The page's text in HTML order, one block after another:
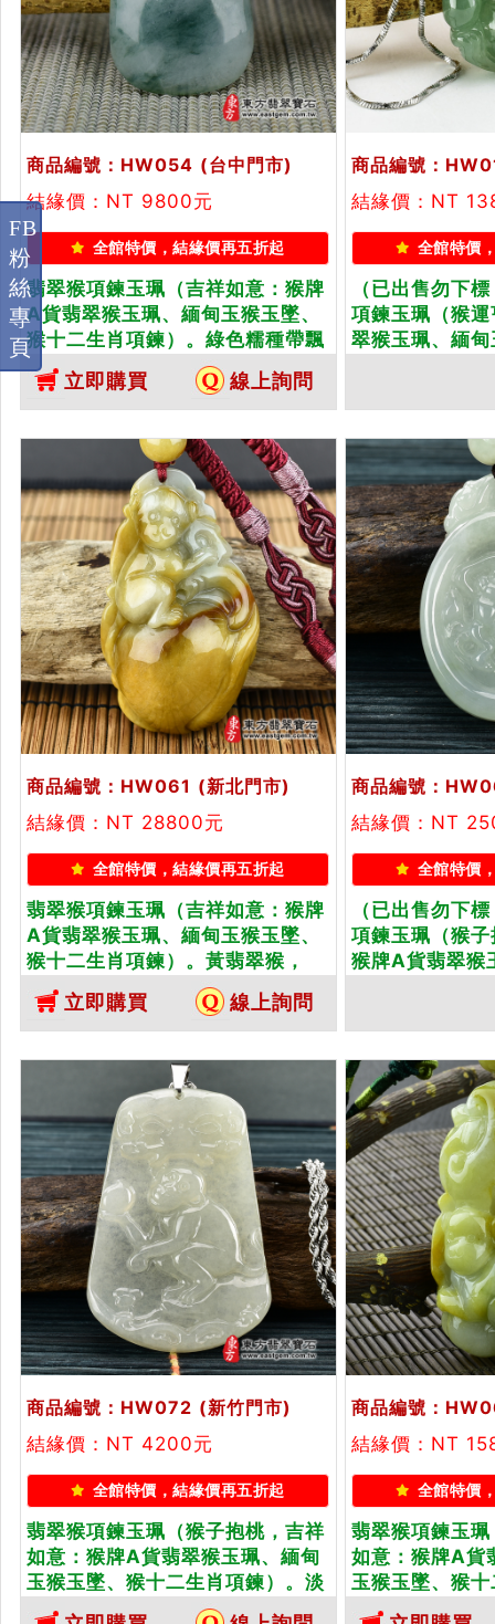
商品編號：HW054 (台中門市)
結緣價：NT 9800元
全館特價，結緣價再五折起
翡翠猴項鍊玉珮（吉祥如意：猴牌
A貨翡翠猴玉珮、緬甸玉猴玉墜、
猴十二生肖項鍊）。綠色糯種帶飄
花帶黃翡翠猴，HW054。客製化
訂做各種翡翠猴吊墜玉珮項鍊。★
附A貨翡翠雙證書
立即購買 線上詢問
商品編號：
結緣價：NT
全館特價
（已出售勿下
項鍊玉珮（猴
翠猴玉珮、緬
吊墜玉珮項鍊
書
商品編號：HW061 (新北門市)
結緣價：NT 28800元
全館特價，結緣價再五折起
翡翠猴項鍊玉珮（吉祥如意：猴牌
A貨翡翠猴玉珮、緬甸玉猴玉墜、
猴十二生肖項鍊）。黃翡翠猴，
HW061。客製化訂做各種翡翠猴
吊墜玉珮項鍊。★附A貨翡翠雙證
書
立即購買 線上詢問
商品編號：
結緣價：NT
全館特價
（已出售勿下
項鍊玉珮（猴
猴牌A貨翡翠猴
翠猴吊墜玉珮
雙證書
商品編號：HW072 (新竹門市)
結緣價：NT 4200元
全館特價，結緣價再五折起
翡翠猴項鍊玉珮（猴子抱桃，吉祥
如意：猴牌A貨翡翠猴玉珮、緬甸
玉猴玉墜、猴十二生肖項鍊）。淡
綠色糯種猴，HW072。客製化訂
商品編號：
結緣價：NT
全館特價
翡翠猴項鍊玉
如意：猴牌A貨
玉猴玉墜、猴
翡翠黃加綠猴
FB
粉
絲
專
頁